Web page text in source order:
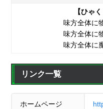
【ひゃ
味方全体に
味方全体に
味方全体に
リンク一覧
ホームページ